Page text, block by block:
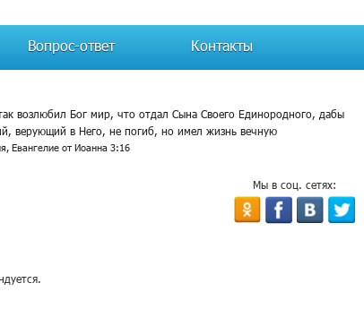
Вопрос-ответ Контакты
возлюбил Бог мир, что отдал Сына Своего Единородного, дабы
верующий в Него, не погиб, но имел жизнь вечную
Евангелие от Иоанна 3:16
Мы в соц. сетях: